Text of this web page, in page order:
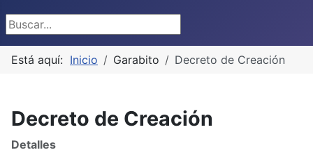
Buscar...
Está aquí: Inicio Garabito Decreto de Creación
Decreto de Creación
Detalles